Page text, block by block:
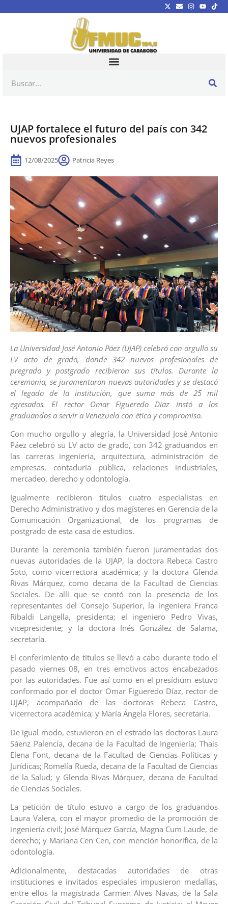
UJAP fortalece el futuro del país con 342
nuevos profesionales
12/08/2025 Patricia Reyes
La Universidad José Antonio Páez (UJAP) celebró con orgullo su
LV acto de grado, donde 342 nuevos profesionales de
pregrado y postgrado recibieron sus títulos. Durante la
ceremonia, se juramentaron nuevas autoridades y se destacó
el legado de la institución, que suma más de 25 mil
egresados. El rector Omar Figueredo Díaz instó a los
graduandos a servir a Venezuela con ética y compromiso.
Con mucho orgullo y alegría, la Universidad José Antonio
Páez celebró su LV acto de grado, con 342 graduandos en
las carreras ingeniería, arquitectura, administración de
empresas, contaduría pública, relaciones industriales,
mercadeo, derecho y odontología.
Igualmente recibieron títulos cuatro especialistas en
Derecho Administrativo y dos magísteres en Gerencia de la
Comunicación Organizacional, de los programas de
postgrado de esta casa de estudios.
Durante la ceremonia también fueron juramentadas dos
nuevas autoridades de la UJAP, la doctora Rebeca Castro
Soto, como vicerrectora académica; y la doctora Glenda
Rivas Márquez, como decana de la Facultad de Ciencias
Sociales. De allí que se contó con la presencia de los
representantes del Consejo Superior, la ingeniera Franca
Ribaldi Langella, presidenta; el ingeniero Pedro Vivas,
vicepresidente; y la doctora Inés González de Salama,
secretaría.
El conferimiento de títulos se llevó a cabo durante todo el
pasado viernes 08, en tres emotivos actos encabezados
por las autoridades. Fue así como en el presídium estuvo
conformado por el doctor Omar Figueredo Díaz, rector de
UJAP, acompañado de las doctoras Rebeca Castro,
vicerrectora académica; y María Ángela Flores, secretaria.
De igual modo, estuvieron en el estrado las doctoras Laura
Sáenz Palencia, decana de la Facultad de Ingeniería; Thais
Elena Font, decana de la Facultad de Ciencias Políticas y
Jurídicas; Romelía Rueda, decana de la Facultad de Ciencias
de la Salud; y Glenda Rivas Márquez, decana de Facultad
de Ciencias Sociales.
La petición de título estuvo a cargo de los graduandos
Laura Valera, con el mayor promedio de la promoción de
ingeniería civil; José Márquez García, Magna Cum Laude, de
derecho; y Mariana Cen Cen, con mención honorifica, de la
odontología.
Adicionalmente, destacadas autoridades de otras
instituciones e invitados especiales impusieron medallas,
entre ellos la magistrada Carmen Alves Navas, de la Sala